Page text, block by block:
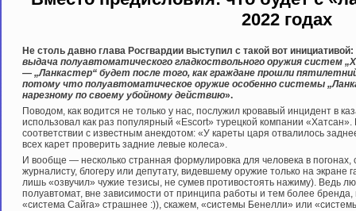
2022 годах
Не столь давно глава Росгвардии выступил с такой вот инициативой:
выдача полуавтоматического гладкоствольного оружия систем
— „Ланкастер“ будет после того, как граждане прошли
потому что полуавтоматическое оружие особенно системы
нарезному по своему убойному действию».
Поводом, как водится не только у нас, послужил кровавый инцидент в
использовал как раз популярный «Escort» турецкой компании «Хатсан».
соответствии с известным анекдотом: «У кареты царя отвалилось
всех карет проверить задние левые колеса».
И вообще — несколько странная формулировка для человека в
журналисту, блогеру или депутату, видевшему оружие только на экране
лишь «озвучил» чужие тезисы, не сумев противостоять нажиму). Ведь
полуавтомат, вне зависимости от принципа работы и тем более
«система Сайга» страшнее :)), скажем, «системы Бенелли» или